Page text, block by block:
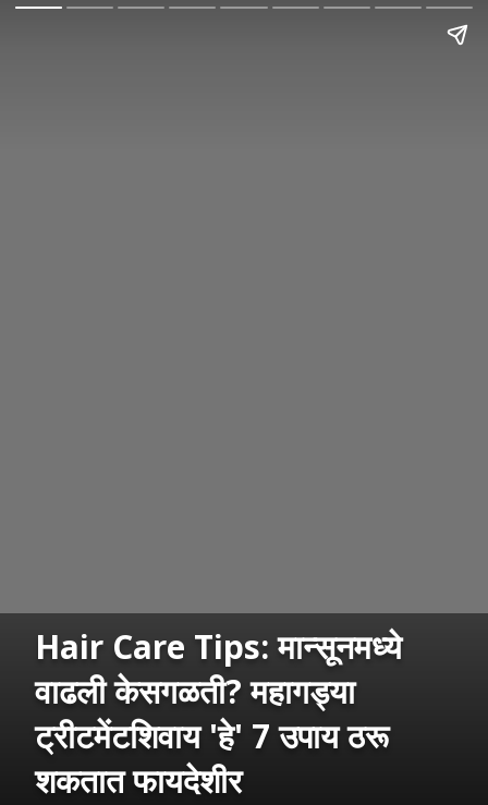
Hair Care Tips: मान्सूनमध्ये
वाढली केसगळती? महागड्या
ट्रीटमेंटशिवाय 'हे' 7 उपाय ठरू
शकतात फायदेशीर